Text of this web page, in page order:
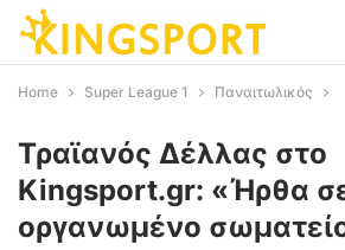
Home Super League 1 Παναιτωλικός
Τραϊανός Δέλλας στο
Kingsport.gr: «Ήρθα
οργανωμένο